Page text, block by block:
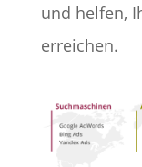
und helfen,
erreichen.